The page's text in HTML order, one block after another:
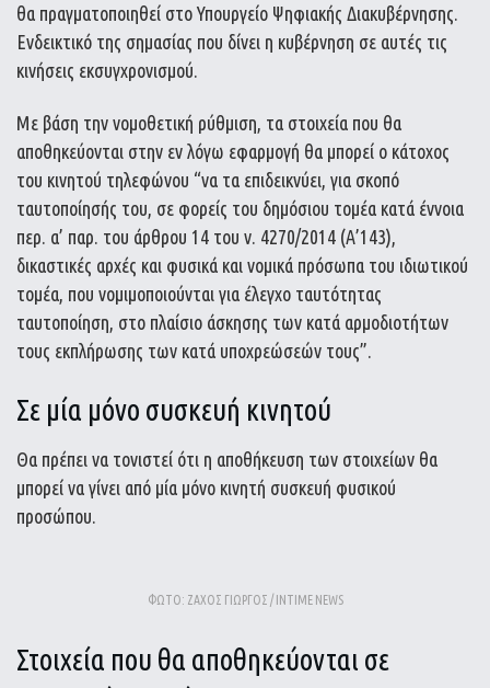
θα πραγματοποιηθεί στο Υπουργείο Ψηφιακής Διακυβέρνησης.
Ενδεικτικό της σημασίας που δίνει η κυβέρνηση σε αυτές τις
κινήσεις εκσυγχρονισμού.
Με βάση την νομοθετική ρύθμιση, τα στοιχεία που θα
αποθηκεύονται στην εν λόγω εφαρμογή θα μπορεί ο κάτοχος
του κινητού τηλεφώνου “να τα επιδεικνύει, για σκοπό
ταυτοποίησής του, σε φορείς του δημόσιου τομέα κατά έννοια
περ. α’ παρ. του άρθρου 14 του ν. 4270/2014 (Α’143),
δικαστικές αρχές και φυσικά και νομικά πρόσωπα του ιδιωτικού
τομέα, που νομιμοποιούνται για έλεγχο ταυτότητας
ταυτοποίηση, στο πλαίσιο άσκησης των κατά αρμοδιοτήτων
τους εκπλήρωσης των κατά υποχρεώσεών τους”.
Σε μία μόνο συσκευή κινητού
Θα πρέπει να τονιστεί ότι η αποθήκευση των στοιχείων θα
μπορεί να γίνει από μία μόνο κινητή συσκευή φυσικού
προσώπου.
ΦΩΤΟ: ΖΑΧΟΣ ΓΙΩΡΓΟΣ / INTIME NEWS
Στοιχεία που θα αποθηκεύονται σε